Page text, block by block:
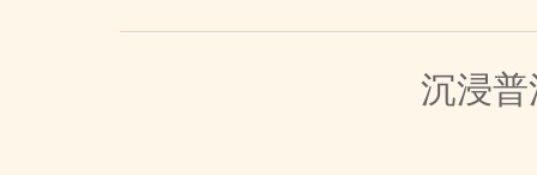
沉浸